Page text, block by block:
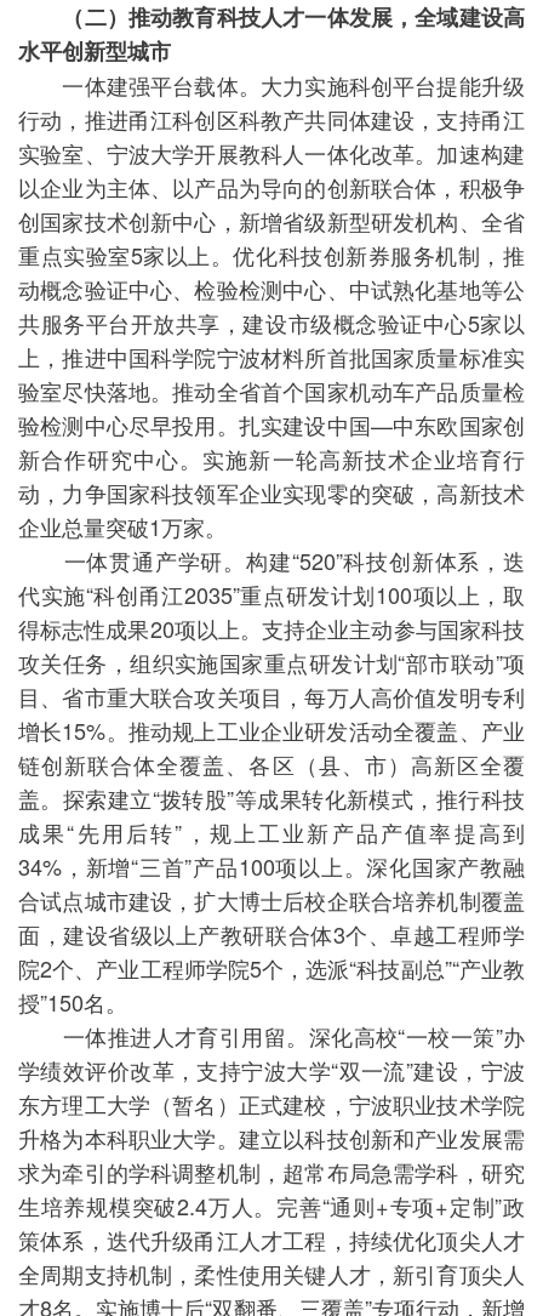
（二）推动教育科技人才一体发展，全域建设高
水平创新型城市
一体建强平台载体。大力实施科创平台提能升级
行动，推进甬江科创区科教产共同体建设，支持甬江
实验室、宁波大学开展教科人一体化改革。加速构建
以企业为主体、以产品为导向的创新联合体，积极争
创国家技术创新中心，新增省级新型研发机构、全省
重点实验室5家以上。优化科技创新券服务机制，推
动概念验证中心、检验检测中心、中试熟化基地等公
共服务平台开放共享，建设市级概念验证中心5家以
上，推进中国科学院宁波材料所首批国家质量标准实
验室尽快落地。推动全省首个国家机动车产品质量检
验检测中心尽早投用。扎实建设中国—中东欧国家创
新合作研究中心。实施新一轮高新技术企业培育行
动，力争国家科技领军企业实现零的突破，高新技术
企业总量突破1万家。
一体贯通产学研。构建“520”科技创新体系，迭
代实施“科创甬江2035”重点研发计划100项以上，取
得标志性成果20项以上。支持企业主动参与国家科技
攻关任务，组织实施国家重点研发计划“部市联动”项
目、省市重大联合攻关项目，每万人高价值发明专利
增长15%。推动规上工业企业研发活动全覆盖、产业
链创新联合体全覆盖、各区（县、市）高新区全覆
盖。探索建立“拨转股”等成果转化新模式，推行科技
成果“先用后转”，规上工业新产品产值率提高到
34%，新增“三首”产品100项以上。深化国家产教融
合试点城市建设，扩大博士后校企联合培养机制覆盖
面，建设省级以上产教研联合体3个、卓越工程师学
院2个、产业工程师学院5个，选派“科技副总”“产业教
授”150名。
一体推进人才育引用留。深化高校“一校一策”办
学绩效评价改革，支持宁波大学“双一流”建设，宁波
东方理工大学（暂名）正式建校，宁波职业技术学院
升格为本科职业大学。建立以科技创新和产业发展需
求为牵引的学科调整机制，超常布局急需学科，研究
生培养规模突破2.4万人。完善“通则+专项+定制”政
策体系，迭代升级甬江人才工程，持续优化顶尖人才
全周期支持机制，柔性使用关键人才，新引育顶尖人
才8名。实施博士后“双翻番、三覆盖”专项行动，新增